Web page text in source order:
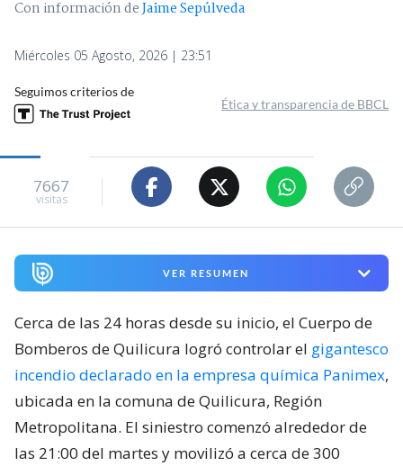
Con información deJaime Sepúlveda
Miércoles 05 Agosto, 2026 | 23:51
Seguimos criterios de
Ética y transparencia de BBCL
7667
visitas
VER RESUMEN
Cerca de las 24 horas desde su inicio, el Cuerpo de
Bomberos de Quilicura logró controlar el gigantesco
incendio declarado en la empresa química Panimex,
ubicada en la comuna de Quilicura, Región
Metropolitana. El siniestro comenzó alrededor de
las 21:00 del martes y movilizó a cerca de 300